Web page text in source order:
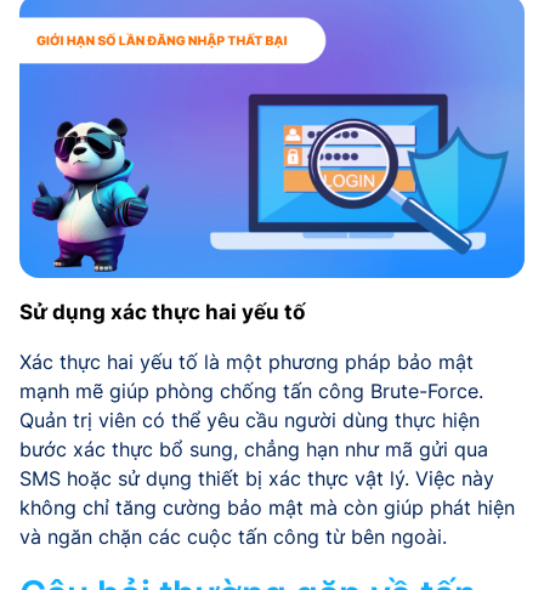
Sử dụng xác thực hai yếu tố
Xác thực hai yếu tố là một phương pháp bảo mật
mạnh mẽ giúp phòng chống tấn công Brute-Force.
Quản trị viên có thể yêu cầu người dùng thực hiện
bước xác thực bổ sung, chẳng hạn như mã gửi qua
SMS hoặc sử dụng thiết bị xác thực vật lý. Việc này
không chỉ tăng cường bảo mật mà còn giúp phát hiện
và ngăn chặn các cuộc tấn công từ bên ngoài.